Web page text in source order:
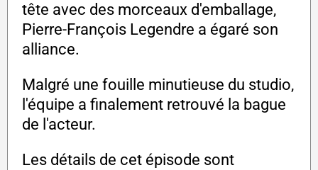
tête avec des morceaux d'emballage,
Pierre-François Legendre a égaré son
alliance.
Malgré une fouille minutieuse du studio,
l'équipe a finalement retrouvé la bague
de l'acteur.
Les détails de cet épisode sont